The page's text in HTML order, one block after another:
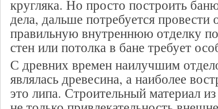
кругляка. Но просто построить
дела, дальше потребуется
правильную внутреннюю отделку
стен или потолка в бане требует
С древних времен наилучшим
являлась древесина, а наиболее
это липа. Строительный материал